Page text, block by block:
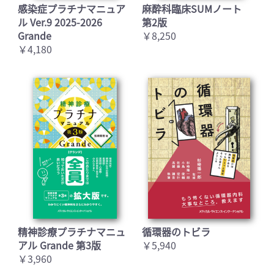
感染症プラチナマニュア
ル Ver.9 2025-2026
Grande
￥4,180
麻酔科臨床SUMノート
第2版
￥8,250
精神診療プラチナマニュ
アル Grande 第3版
￥3,960
循環器のトビラ
￥5,940